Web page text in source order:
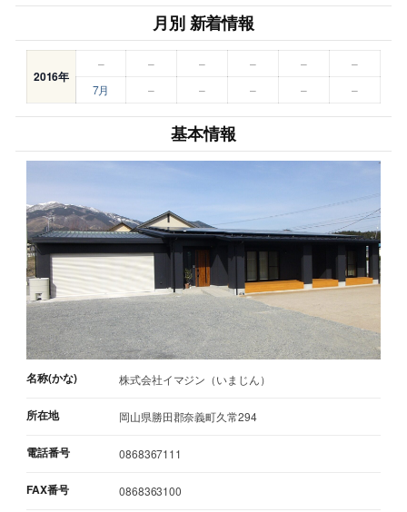
月別 新着情報
2016年
– – – – –
–
7月
– – – – –
基本情報
名称(かな) 株式会社イマジン（いまじん）
所在地 岡山県勝田郡奈義町久常294
電話番号 0868367111
FAX番号 0868363100